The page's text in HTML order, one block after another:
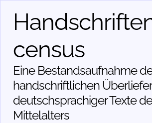
census
Eine Bestandsaufnahme
handschriftlichen
deutschsprachiger Texte
Mittelalters